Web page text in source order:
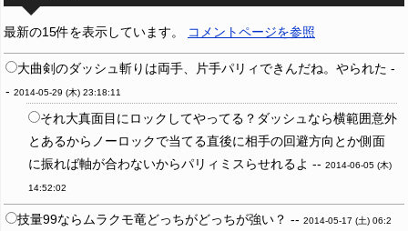
最新の15件を表示しています。 コメントページを参照
大曲剣のダッシュ斬りは両手、片手パリィできんだね。やられた -
- 2014-05-29 (木) 23:18:11
それ大真面目にロックしてやってる？ダッシュなら横範囲意外
とあるからノーロックで当てる直後に相手の回避方向とか側面
に振れば軸が合わないからパリィミスらせれるよ -- 2014-06-05 (木)
14:52:02
技量99ならムラクモ竜どっちがどっちが強い？ -- 2014-05-17 (土) 06:2